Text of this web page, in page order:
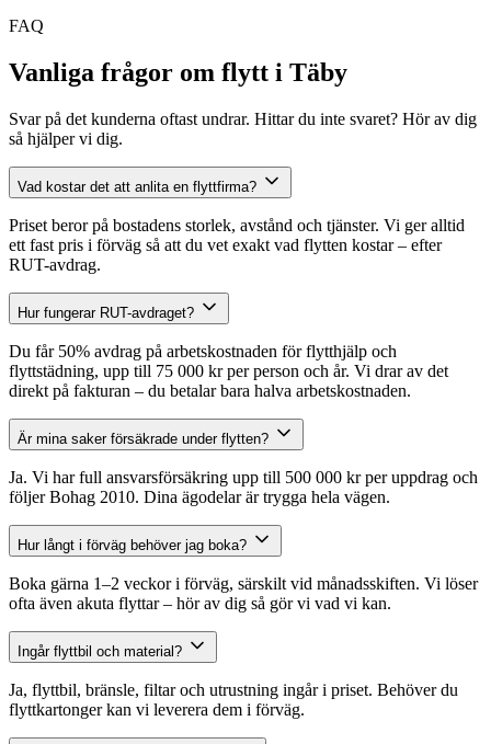
FAQ
Vanliga frågor om flytt i Täby
Svar på det kunderna oftast undrar. Hittar du inte svaret? Hör av dig
så hjälper vi dig.
Vad kostar det att anlita en flyttfirma?
Priset beror på bostadens storlek, avstånd och tjänster. Vi ger alltid
ett fast pris i förväg så att du vet exakt vad flytten kostar – efter
RUT-avdrag.
Hur fungerar RUT-avdraget?
Du får 50% avdrag på arbetskostnaden för flytthjälp och
flyttstädning, upp till 75 000 kr per person och år. Vi drar av det
direkt på fakturan – du betalar bara halva arbetskostnaden.
Är mina saker försäkrade under flytten?
Ja. Vi har full ansvarsförsäkring upp till 500 000 kr per uppdrag och
följer Bohag 2010. Dina ägodelar är trygga hela vägen.
Hur långt i förväg behöver jag boka?
Boka gärna 1–2 veckor i förväg, särskilt vid månadsskiften. Vi löser
ofta även akuta flyttar – hör av dig så gör vi vad vi kan.
Ingår flyttbil och material?
Ja, flyttbil, bränsle, filtar och utrustning ingår i priset. Behöver du
flyttkartonger kan vi leverera dem i förväg.